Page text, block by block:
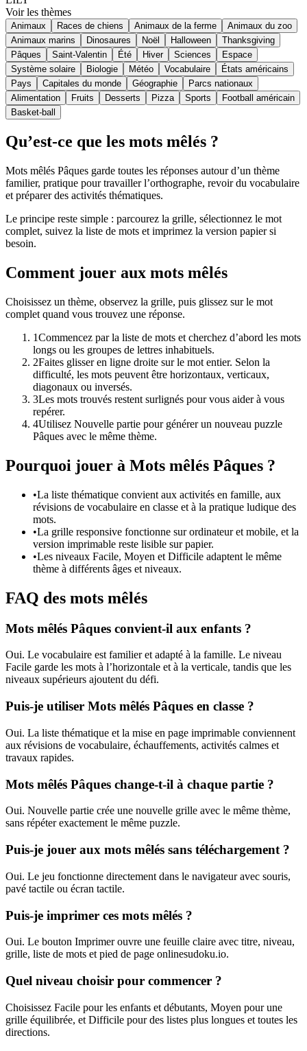
Voir les thèmes
Animaux Races de chiens Animaux de la ferme
Animaux du zoo
Animaux marins
Dinosaures Noël Halloween
Thanksgiving
Pâques
Saint-Valentin Été Hiver Sciences
Espace
Système solaire
Biologie Météo Vocabulaire
États américains
Pays
Capitales du monde Géographie
Parcs nationaux
Alimentation
Fruits Desserts Pizza Sports
Football américain
Basket-ball
Qu’est-ce que les mots mêlés ?
Mots mêlés Pâques garde toutes les réponses autour d’un thème
familier, pratique pour travailler l’orthographe, revoir du vocabulaire
et préparer des activités thématiques.
Le principe reste simple : parcourez la grille, sélectionnez le mot
complet, suivez la liste de mots et imprimez la version papier si
besoin.
Comment jouer aux mots mêlés
Choisissez un thème, observez la grille, puis glissez sur le mot
complet quand vous trouvez une réponse.
1Commencez par la liste de mots et cherchez d’abord les mots
longs ou les groupes de lettres inhabituels.
2Faites glisser en ligne droite sur le mot entier. Selon la
difficulté, les mots peuvent être horizontaux, verticaux,
diagonaux ou inversés.
3Les mots trouvés restent surlignés pour vous aider à vous
repérer.
4Utilisez Nouvelle partie pour générer un nouveau puzzle
Pâques avec le même thème.
Pourquoi jouer à Mots mêlés Pâques ?
•La liste thématique convient aux activités en famille, aux
révisions de vocabulaire en classe et à la pratique ludique des
mots.
•La grille responsive fonctionne sur ordinateur et mobile, et la
version imprimable reste lisible sur papier.
•Les niveaux Facile, Moyen et Difficile adaptent le même
thème à différents âges et niveaux.
FAQ des mots mêlés
Mots mêlés Pâques convient-il aux enfants ?
Oui. Le vocabulaire est familier et adapté à la famille. Le niveau
Facile garde les mots à l’horizontale et à la verticale, tandis que les
niveaux supérieurs ajoutent du défi.
Puis-je utiliser Mots mêlés Pâques en classe ?
Oui. La liste thématique et la mise en page imprimable conviennent
aux révisions de vocabulaire, échauffements, activités calmes et
travaux rapides.
Mots mêlés Pâques change-t-il à chaque partie ?
Oui. Nouvelle partie crée une nouvelle grille avec le même thème,
sans répéter exactement le même puzzle.
Puis-je jouer aux mots mêlés sans téléchargement ?
Oui. Le jeu fonctionne directement dans le navigateur avec souris,
pavé tactile ou écran tactile.
Puis-je imprimer ces mots mêlés ?
Oui. Le bouton Imprimer ouvre une feuille claire avec titre, niveau,
grille, liste de mots et pied de page onlinesudoku.io.
Quel niveau choisir pour commencer ?
Choisissez Facile pour les enfants et débutants, Moyen pour une
grille équilibrée, et Difficile pour des listes plus longues et toutes les
directions.